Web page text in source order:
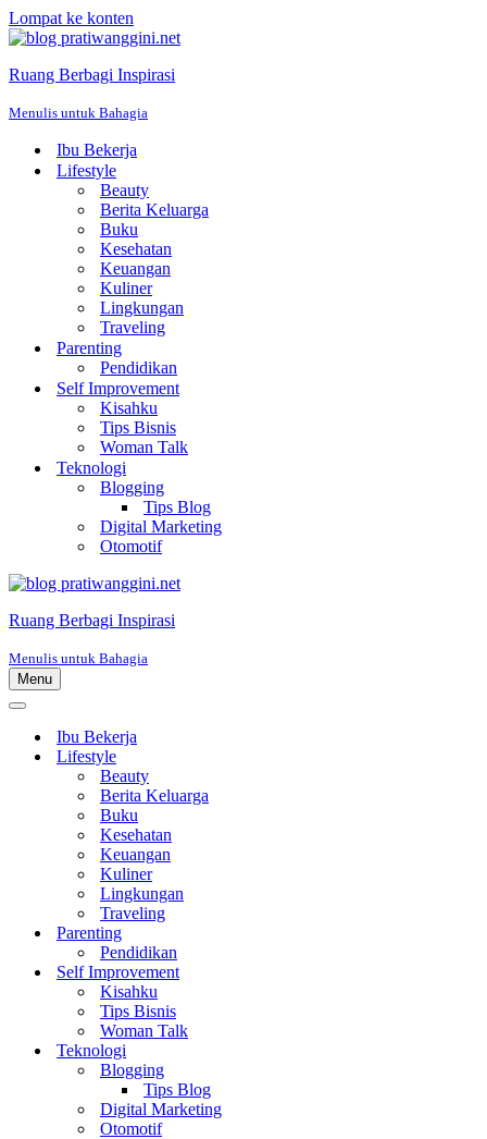
Lompat ke konten
Ruang Berbagi Inspirasi
Menulis untuk Bahagia
Ibu Bekerja
Lifestyle
Beauty
Berita Keluarga
Buku
Kesehatan
Keuangan
Kuliner
Lingkungan
Traveling
Parenting
Pendidikan
Self Improvement
Kisahku
Tips Bisnis
Woman Talk
Teknologi
Blogging
Tips Blog
Digital Marketing
Otomotif
Ruang Berbagi Inspirasi
Menulis untuk Bahagia
Menu
Menu
Menu
NavigasiIbu Bekerja
Lifestyle
Beauty
Berita Keluarga
Buku
Kesehatan
Keuangan
Kuliner
Lingkungan
Traveling
Parenting
Pendidikan
Self Improvement
Kisahku
Tips Bisnis
Woman Talk
Teknologi
Blogging
Tips Blog
Digital Marketing
Otomotif